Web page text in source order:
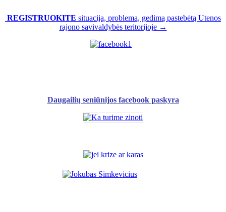
REGISTRUOKITE situaciją, problemą, gedimą pastebėtą Utenos
rajono savivaldybės teritorijoje →
Daugailių seniūnijos facebook paskyra